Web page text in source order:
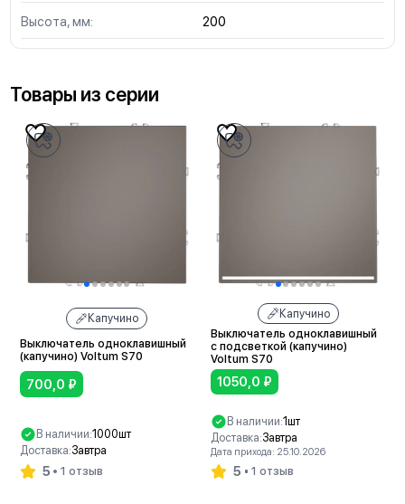
Высота, мм: 200
Товары из серии
Капучино
Выключатель одноклавишный
(капучино) Voltum S70
700,0 ₽
В наличии:1000шт
Доставка:Завтра
5 1 отзыв
Капучино
Выключатель одноклавишный
с подсветкой (капучино)
Voltum S70
1050,0 ₽
В наличии:1шт
Доставка:Завтра
Дата прихода: 25.10.2026
5 1 отзыв